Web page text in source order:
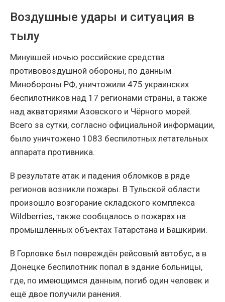
Воздушные удары и ситуация в
тылу
Минувшей ночью российские средства
противовоздушной обороны, по данным
Минобороны РФ, уничтожили 475 украинских
беспилотников над 17 регионами страны, а также
над акваториями Азовского и Чёрного морей.
Всего за сутки, согласно официальной информации,
было уничтожено 1083 беспилотных летательных
аппарата противника.
В результате атак и падения обломков в ряде
регионов возникли пожары. В Тульской области
произошло возгорание складского комплекса
Wildberries, также сообщалось о пожарах на
промышленных объектах Татарстана и Башкирии.
В Горловке был повреждён рейсовый автобус, а в
Донецке беспилотник попал в здание больницы,
где, по имеющимся данным, погиб один человек и
ещё двое получили ранения.